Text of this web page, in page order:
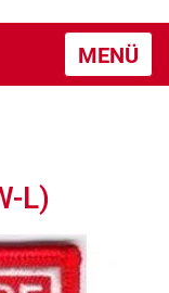
MENÜ
L)